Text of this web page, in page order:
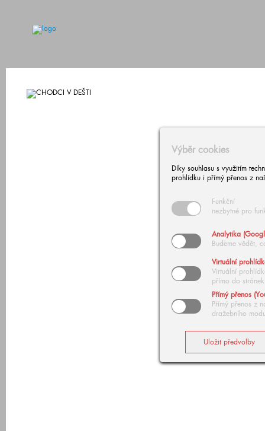
Výběr cookies
Díky souhlasu s využitím
prohlídku i přímý přenos z
Funkční
nezbytné pro
Analytika
Budeme vědět,
Virtuální
Virtuální
přímo do stránek
Přímý přenos
Přímý přenos z
dražebního